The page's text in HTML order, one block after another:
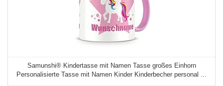
Samunshi® Kindertasse mit Namen Tasse großes Einhorn
Personalisierte Tasse mit Namen Kinder Kinderbecher personal ...